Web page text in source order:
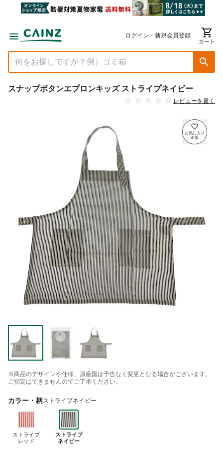
ログイン・新規会員登録
カート
スナップボタンエプロンキッズ ストライプネイビー
レビューを書く
※商品のデザインや仕様、原産国は予告なく変更となる場合がございます。
ご指定はできませんのでご了承ください。
カラー・柄ストライプネイビー
ストライプ
レッド
ストライプ
ネイビー